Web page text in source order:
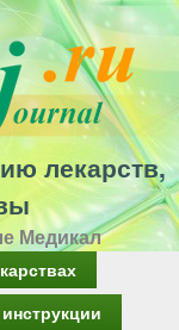
лекарств,
Медикал